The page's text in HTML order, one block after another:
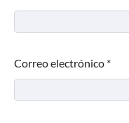
Correo electrónico *